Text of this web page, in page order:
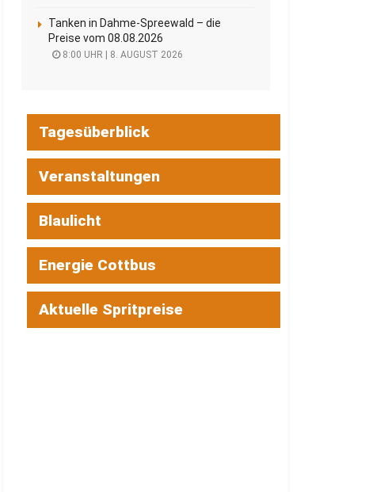
Tanken in Dahme-Spreewald – die
Preise vom 08.08.2026
8:00 UHR | 8. AUGUST 2026
Tagesüberblick
Veranstaltungen
Blaulicht
Energie Cottbus
Aktuelle Spritpreise